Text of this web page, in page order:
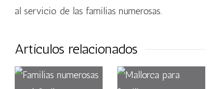
al servicio de las familias numerosas.
Artículos relacionados